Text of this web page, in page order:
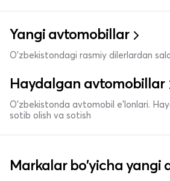
Yangi avtomobillar
O'zbekistondagi rasmiy dilerlardan
Haydalgan avtomobillar
O'zbekistonda avtomobil e’lonlari.
sotib olish va sotish
Markalar bo'yicha yangi